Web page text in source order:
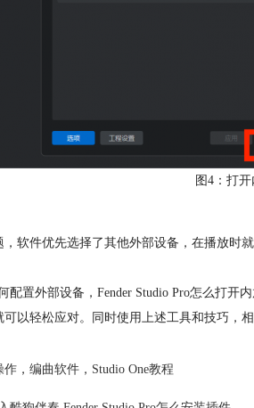
图4：打
软件优先选择了其他外部设备，在播放时
配置外部设备，Fender Studio Pro怎么打
以轻松应对。同时使用上述工具和技巧，
作 ， 编曲软件 ， Studio One教程